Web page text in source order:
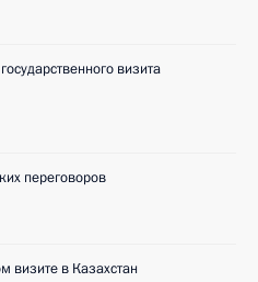
визита
переговоров
визите в Казахстан